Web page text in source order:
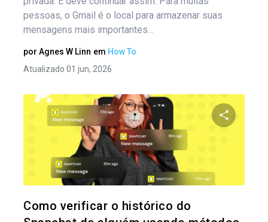
pessoas, o Gmail é o local para armazenar suas
mensagens mais importantes...
por Agnes W Linn em How To
Atualizado 01 jun, 2026
Como verificar o histórico do